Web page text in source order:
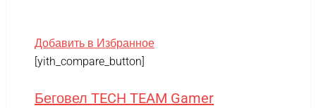
Добавить в Избранное
[yith_compare_button]
Беговел TECH TEAM Gamer